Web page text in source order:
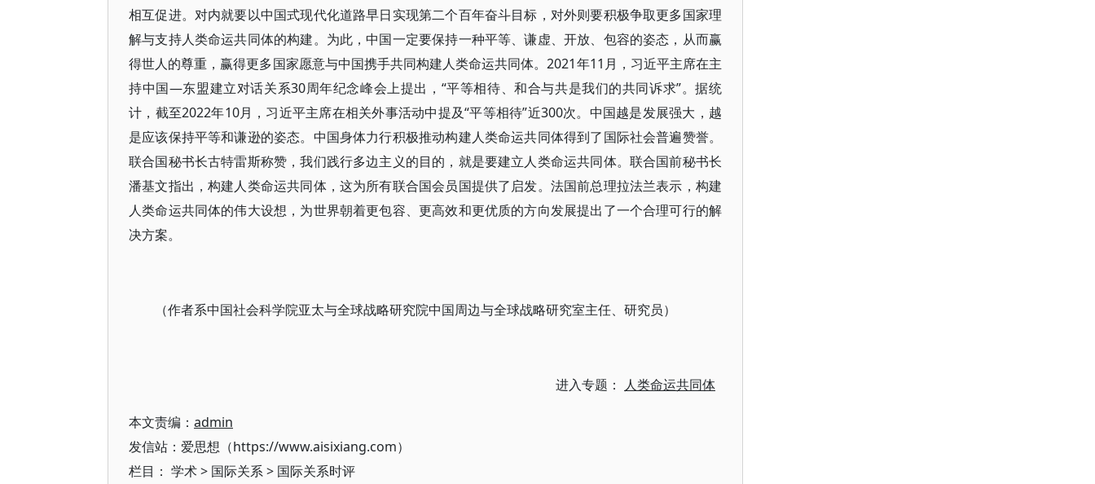
相互促进。对内就要以中国式现代化道路早日实现第二个百年奋斗目标，对外则要积极争取更多国家理
解与支持人类命运共同体的构建。为此，中国一定要保持一种平等、谦虚、开放、包容的姿态，从而赢
得世人的尊重，赢得更多国家愿意与中国携手共同构建人类命运共同体。2021年11月，习近平主席在主
持中国—东盟建立对话关系30周年纪念峰会上提出，“平等相待、和合与共是我们的共同诉求”。据统
计，截至2022年10月，习近平主席在相关外事活动中提及“平等相待”近300次。中国越是发展强大，越
是应该保持平等和谦逊的姿态。中国身体力行积极推动构建人类命运共同体得到了国际社会普遍赞誉。
联合国秘书长古特雷斯称赞，我们践行多边主义的目的，就是要建立人类命运共同体。联合国前秘书长
潘基文指出，构建人类命运共同体，这为所有联合国会员国提供了启发。法国前总理拉法兰表示，构建
人类命运共同体的伟大设想，为世界朝着更包容、更高效和更优质的方向发展提出了一个合理可行的解
决方案。
（作者系中国社会科学院亚太与全球战略研究院中国周边与全球战略研究室主任、研究员）
进入专题： 人类命运共同体
本文责编： admin
发信站：爱思想（https://www.aisixiang.com）
栏目： 学术> 国际关系> 国际关系时评